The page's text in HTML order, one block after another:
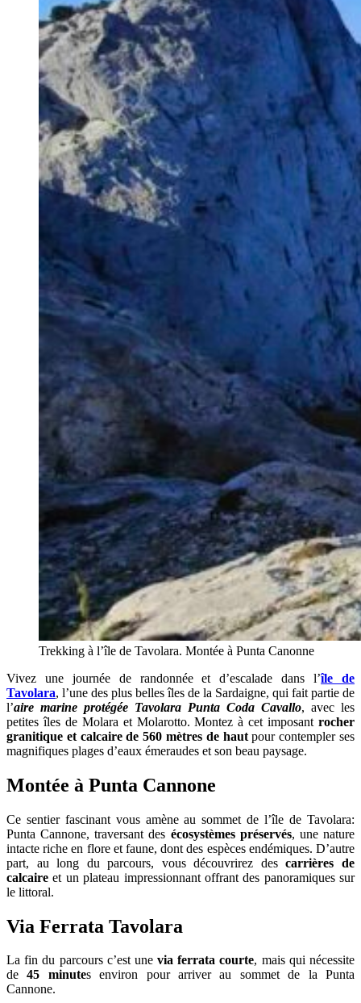
Trekking à l’île de Tavolara. Montée à Punta Canonne
Vivez une journée de randonnée et d’escalade dans l’île de
Tavolara, l’une des plus belles îles de la Sardaigne, qui fait partie de
l’aire marine protégée Tavolara Punta Coda Cavallo, avec les
petites îles de Molara et Molarotto. Montez à cet imposant rocher
granitique et calcaire de 560 mètres de hautpour contempler ses
magnifiques plages d’eaux émeraudes et son beau paysage.
Montée à Punta Cannone
Ce sentier fascinant vous amène au sommet de l’île de Tavolara:
Punta Cannone, traversant des écosystèmes préservés, une nature
intacte riche en flore et faune, dont des espèces endémiques. D’autre
part, au long du parcours, vous découvrirez descarrières de
calcaire et un plateau impressionnant offrant des panoramiques sur
le littoral.
Via Ferrata Tavolara
La fin du parcours c’est unevia ferrata courte, mais qui nécessite
de45 minutes environ pour arriver au sommet de la Punta
Cannone.